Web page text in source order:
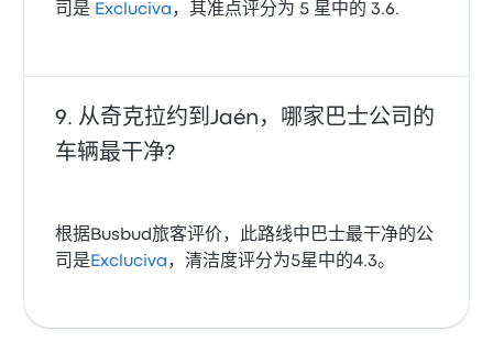
司是 Excluciva ，其准点评分为 5 星中的 3.6.
从奇克拉约到Jaén，哪家巴士公司的
车辆最干净?
根据Busbud旅客评价，此路线中巴士最干净的公
司是 Excluciva ，清洁度评分为5星中的4.3。